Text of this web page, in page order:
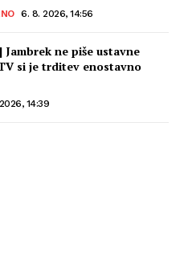
6. 8. 2026, 14:56
Jambrek ne piše ustavne
si je trditev enostavno
14:39